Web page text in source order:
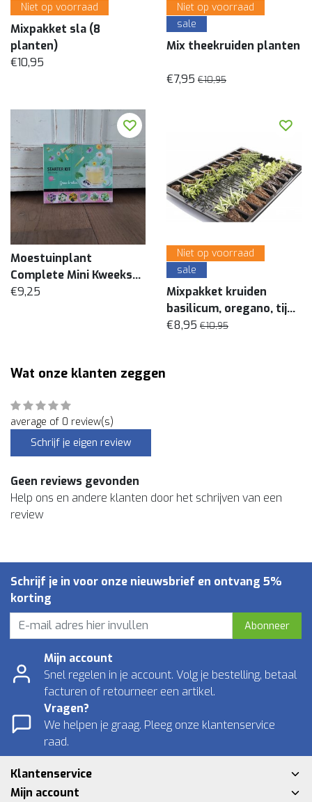
Niet op voorraad
Mixpakket sla (8
planten)
€10,95
Niet op voorraad
sale
Mix theekruiden planten
€7,95 €10,95
Moestuinplant
Complete Mini Kweekset
Thee
€9,25
Niet op voorraad
sale
Mixpakket kruiden
basilicum, oregano, tijm
(8 planten)
€8,95 €10,95
Wat onze klanten zeggen
average of 0 review(s)
Schrijf je eigen review
Geen reviews gevonden
Help ons en andere klanten door het schrijven van een
review
Schrijf je in voor onze nieuwsbrief en ontvang 5%
korting
Abonneer
Mijn account
Snel regelen in je account. Volg je bestelling, betaal
facturen of retourneer een artikel.
Vragen?
We helpen je graag. Pleeg onze klantenservice
raad.
Klantenservice
Mijn account